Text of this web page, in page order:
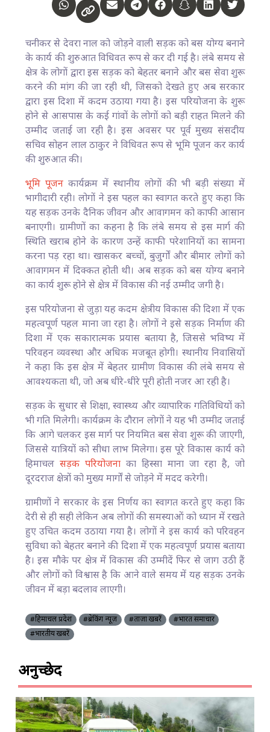
चनीकर से देवरा नाल को जोड़ने वाली सड़क को बस योग्य बनाने
के कार्य की शुरुआत विधिवत रूप से कर दी गई है। लंबे समय से
क्षेत्र के लोगों द्वारा इस सड़क को बेहतर बनाने और बस सेवा शुरू
करने की मांग की जा रही थी, जिसको देखते हुए अब सरकार
द्वारा इस दिशा में कदम उठाया गया है। इस परियोजना के शुरू
होने से आसपास के कई गांवों के लोगों को बड़ी राहत मिलने की
उम्मीद जताई जा रही है। इस अवसर पर पूर्व मुख्य संसदीय
सचिव सोहन लाल ठाकुर ने विधिवत रूप से भूमि पूजन कर कार्य
की शुरुआत की।
भूमि पूजन कार्यक्रम में स्थानीय लोगों की भी बड़ी संख्या में
भागीदारी रही। लोगों ने इस पहल का स्वागत करते हुए कहा कि
यह सड़क उनके दैनिक जीवन और आवागमन को काफी आसान
बनाएगी। ग्रामीणों का कहना है कि लंबे समय से इस मार्ग की
स्थिति खराब होने के कारण उन्हें काफी परेशानियों का सामना
करना पड़ रहा था। खासकर बच्चों, बुजुर्गों और बीमार लोगों को
आवागमन में दिक्कत होती थी। अब सड़क को बस योग्य बनाने
का कार्य शुरू होने से क्षेत्र में विकास की नई उम्मीद जगी है।
इस परियोजना से जुड़ा यह कदम क्षेत्रीय विकास की दिशा में एक
महत्वपूर्ण पहल माना जा रहा है। लोगों ने इसे सड़क निर्माण की
दिशा में एक सकारात्मक प्रयास बताया है, जिससे भविष्य में
परिवहन व्यवस्था और अधिक मजबूत होगी। स्थानीय निवासियों
ने कहा कि इस क्षेत्र में बेहतर ग्रामीण विकास की लंबे समय से
आवश्यकता थी, जो अब धीरे-धीरे पूरी होती नजर आ रही है।
सड़क के सुधार से शिक्षा, स्वास्थ्य और व्यापारिक गतिविधियों को
भी गति मिलेगी। कार्यक्रम के दौरान लोगों ने यह भी उम्मीद जताई
कि आगे चलकर इस मार्ग पर नियमित बस सेवा शुरू की जाएगी,
जिससे यात्रियों को सीधा लाभ मिलेगा। इस पूरे विकास कार्य को
हिमाचल सड़क परियोजना का हिस्सा माना जा रहा है, जो
दूरदराज क्षेत्रों को मुख्य मार्गों से जोड़ने में मदद करेगी।
ग्रामीणों ने सरकार के इस निर्णय का स्वागत करते हुए कहा कि
देरी से ही सही लेकिन अब लोगों की समस्याओं को ध्यान में रखते
हुए उचित कदम उठाया गया है। लोगों ने इस कार्य को परिवहन
सुविधा को बेहतर बनाने की दिशा में एक महत्वपूर्ण प्रयास बताया
है। इस मौके पर क्षेत्र में विकास की उम्मीदें फिर से जाग उठी हैं
और लोगों को विश्वास है कि आने वाले समय में यह सड़क उनके
जीवन में बड़ा बदलाव लाएगी।
#हिमाचल प्रदेश #ब्रेकिंग न्यूज़ #ताज़ा खबरें
#भारत समाचार
#भारतीय खबरें
अनुच्छेद